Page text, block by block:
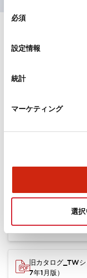
必須
設定情報
統計
マーケティング
選
ドキュメントとフ
カタログ
TWシリーズ コ
（英語）
.PDF
旧カタログ_TW
7年1月版）